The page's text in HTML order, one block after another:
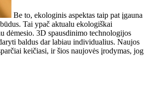
Be to, ekologinis aspektas taip pat įgauna
Tai ypač aktualu ekologiškai
dėmesio. 3D spausdinimo technologijos
baldus dar labiau individualius. Naujos
keičiasi, ir šios naujovės įrodymas, jog